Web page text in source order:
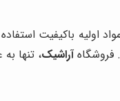
اولیه باکیفیت
فروشگاهآراشیک، تنها